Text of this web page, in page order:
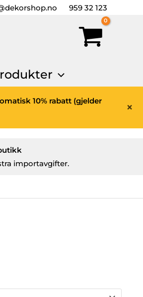
959 32 123
×
10% rabatt (gjelder
importavgifter.